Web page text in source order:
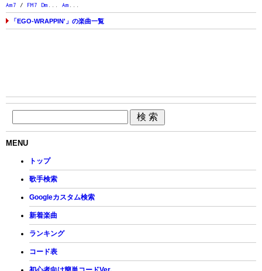
Am7 / FM7 Dm Am
「EGO-WRAPPIN'」の楽曲一覧
MENU
トップ
歌手検索
Googleカスタム検索
新着楽曲
ランキング
コード表